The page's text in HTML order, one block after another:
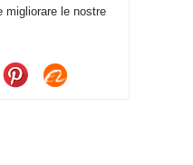
sulle vendite
migliorare le nostre